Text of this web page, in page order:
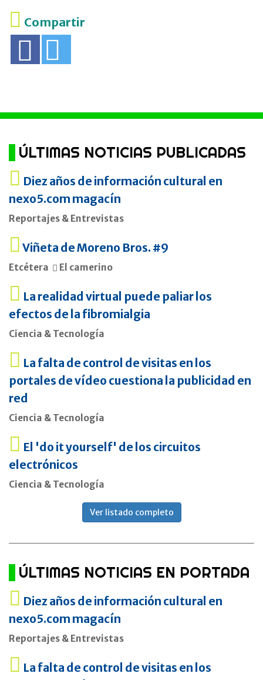
Compartir
ÚLTIMAS NOTICIAS PUBLICADAS
Diez años de información cultural en
nexo5.com magacín
Reportajes & Entrevistas
Viñeta de Moreno Bros. #9
Etcétera El camerino
La realidad virtual puede paliar los
efectos de la fibromialgia
Ciencia & Tecnología
La falta de control de visitas en los
portales de vídeo cuestiona la publicidad en
red
Ciencia & Tecnología
El 'do it yourself' de los circuitos
electrónicos
Ciencia & Tecnología
Ver listado completo
ÚLTIMAS NOTICIAS EN PORTADA
Diez años de información cultural en
nexo5.com magacín
Reportajes & Entrevistas
La falta de control de visitas en los